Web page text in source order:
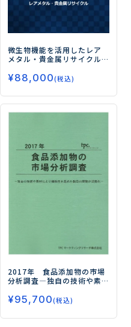
微生物機能を活用したレア
メタル・貴金属リサイクル
シーズー
¥88,000(税込)
2017年 食品添加物の市場
分析調査―独自の技術や素
品の開発が活発化―
¥95,700(税込)